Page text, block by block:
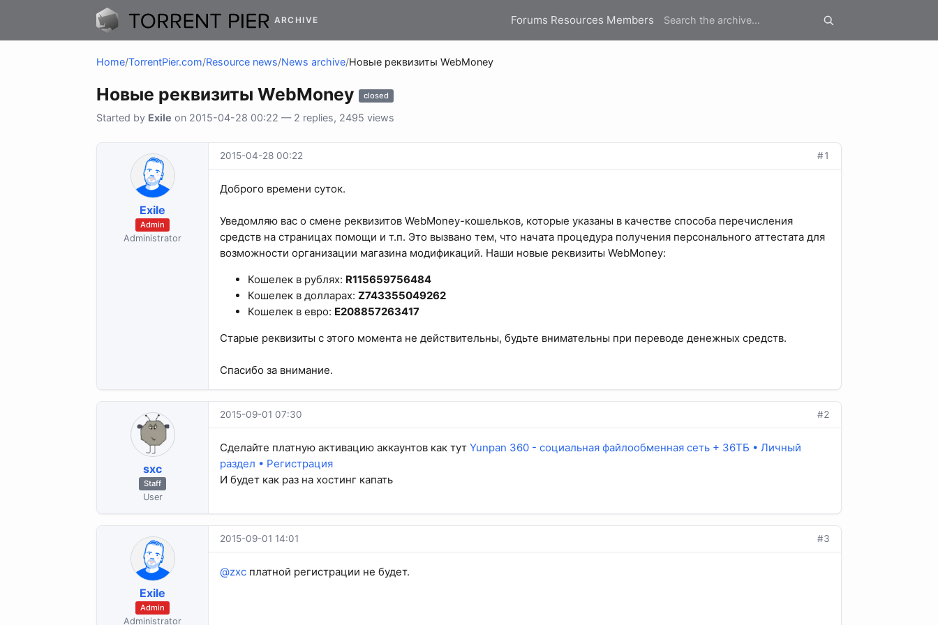
ARCHIVE Forums Resources Members
Home/TorrentPier.com/Resource news/News archive/Новые реквизиты WebMoney
Новые реквизиты WebMoney closed
Started by Exile on 2015-04-28 00:22 — 2 replies, 2495 views
Exile
Admin
Administrator
2015-04-28 00:22 #1
Доброго времени суток.
Уведомляю вас о смене реквизитов WebMoney-кошельков, которые указаны в качестве способа перечисления
средств на страницах помощи и т.п. Это вызвано тем, что начата процедура получения персонального аттестата для
возможности организации магазина модификаций. Наши новые реквизиты WebMoney:
Кошелек в рублях: R115659756484
Кошелек в долларах: Z743355049262
Кошелек в евро: E208857263417
Старые реквизиты с этого момента не действительны, будьте внимательны при переводе денежных средств.
Спасибо за внимание.
sхс
Staff
User
2015-09-01 07:30 #2
Сделайте платную активацию аккаунтов как тут Yunpan 360 - социальная файлообменная сеть + 36ТБ • Личный
раздел • Регистрация
И будет как раз на хостинг капать
Exile
Admin
Administrator
2015-09-01 14:01 #3
@zxc платной регистрации не будет.